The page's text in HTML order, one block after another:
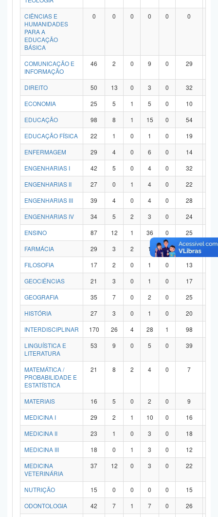
CIÊNCIAS E
HUMANIDADES
PARA A
EDUCAÇÃO
BÁSICA
0 0 0 0 0 0
COMUNICAÇÃO E
INFORMAÇÃO
46 2 0 9 0 29
DIREITO 50 13 0 3 0 32
ECONOMIA
25 5 1 5 0 10
EDUCAÇÃO
98 8 1 15 0 54
EDUCAÇÃO FÍSICA
22 1 0 1 0 19
ENFERMAGEM
29 4 0 6 0 14
ENGENHARIAS I
42 5 0 4 0 32
ENGENHARIAS II
27 0 1 4 0 22
ENGENHARIAS III
39 4 0 4 0 28
ENGENHARIAS IV
34 5 2 3 0 24
ENSINO
87 12 1 36 0 25
FARMÁCIA
29 3 2 1 0 21
2
FILOSOFIA
17 2 0 1 0 13
GEOCIÊNCIAS
21 3 0 1 0 17
GEOGRAFIA
35 7 0 2 0 25
HISTÓRIA
27 3 0 1 0 20
INTERDISCIPLINAR
170 26 4 28 1 98
LINGUÍSTICA E
LITERATURA
53 9 0 5 0 39
MATEMÁTICA /
PROBABILIDADE E
ESTATÍSTICA
21 8 2 4 0 7
MATERIAIS 16 5 0 2 0 9
MEDICINA I
29 2 1 10 0 16
MEDICINA II
23 1 0 3 0 18
MEDICINA III
18 0 1 3 0 12
MEDICINA
VETERINÁRIA
37 12 0 3 0 22
NUTRIÇÃO 15 0 0 0 0 15
ODONTOLOGIA
42 7 1 7 0 26